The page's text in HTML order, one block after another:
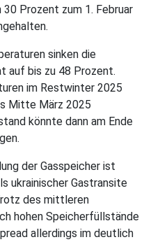
Prozent zum 1. Februar
sinken die
auf bis zu 48 Prozent.
im Restwinter 2025
Mitte März 2025
könnte dann am Ende
der Gasspeicher ist
ukrainischer Gastransite
des mittleren
hohen Speicherfüllstände
allerdings im deutlich